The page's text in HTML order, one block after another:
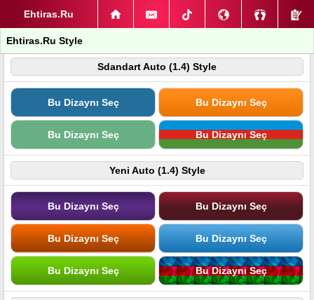
Ehtiras.Ru
Ehtiras.Ru Style
Sdandart Auto (1.4) Style
Bu Dizaynı Seç Bu Dizaynı Seç
Bu Dizaynı Seç Bu Dizaynı Seç
Yeni Auto (1.4) Style
Bu Dizaynı Seç Bu Dizaynı Seç
Bu Dizaynı Seç Bu Dizaynı Seç
Bu Dizaynı Seç Bu Dizaynı Seç